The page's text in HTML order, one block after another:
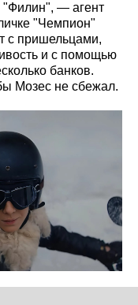
"Филин", — агент
"Чемпион"
с пришельцами,
и с помощью
банков.
Мозес не сбежал.